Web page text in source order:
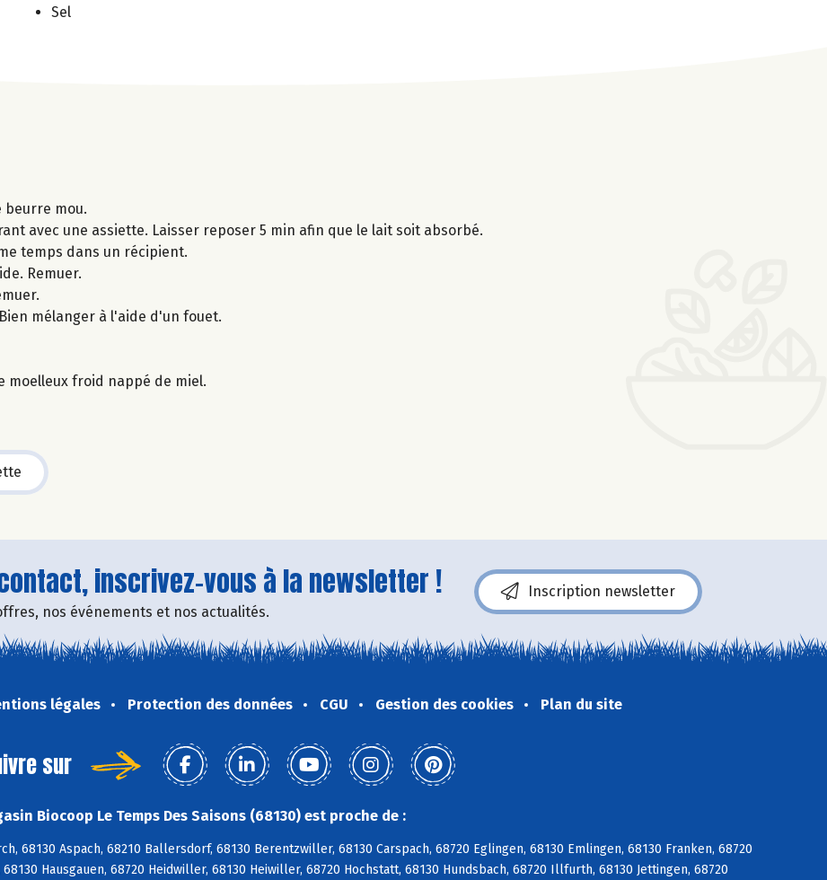
Sel
beurre mou.
avec une assiette. Laisser reposer 5 min afin que le lait soit absorbé.
temps dans un récipient.
Remuer.
mélanger à l'aide d'un fouet.
moelleux froid nappé de miel.
inscrivez-vous à la newsletter !
nos événements et nos actualités.
Inscription newsletter
légales Protection des données CGU Gestion des cookies Plan du site
sur
Biocoop Le Temps Des Saisons (68130) est proche de :
68130 Aspach, 68210 Ballersdorf, 68130 Berentzwiller, 68130 Carspach, 68720 Eglingen, 68130 Emlingen, 68130 Franken, 68720
68130 Hausgauen, 68720 Heidwiller, 68130 Heiwiller, 68720 Hochstatt, 68130 Hundsbach, 68720 Illfurth, 68130 Jettingen, 68720